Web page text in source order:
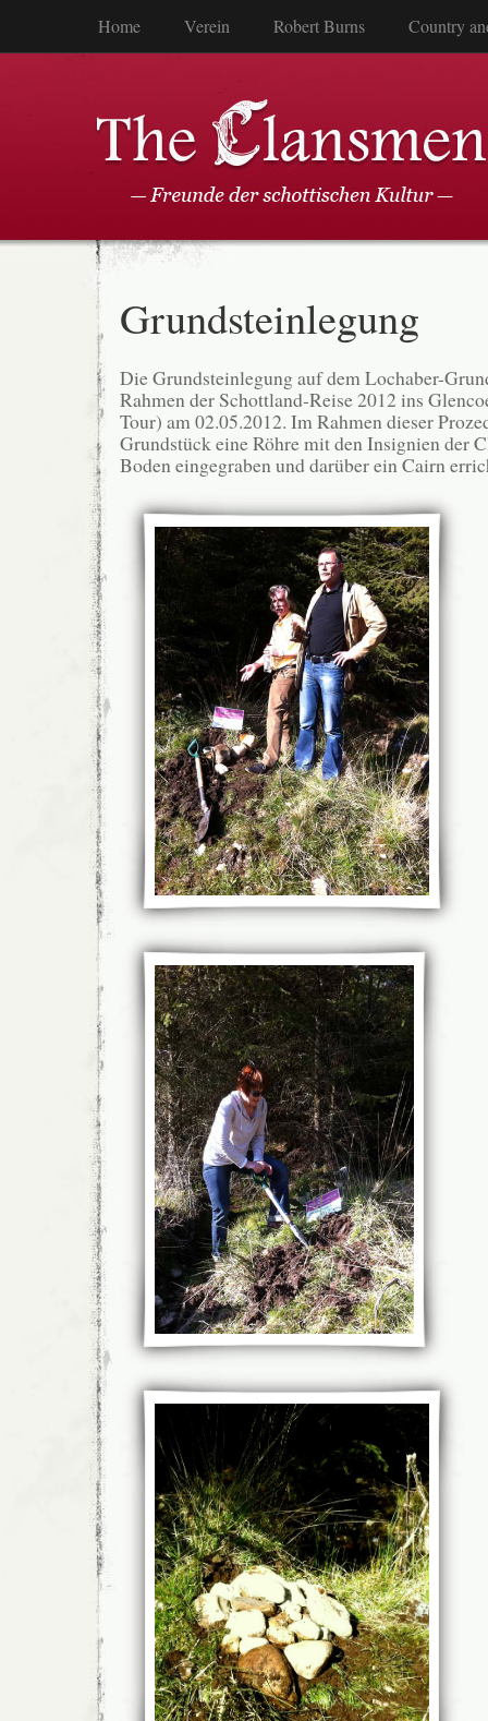
Home Verein Robert Burns Country
Grundsteinlegung
Die Grundsteinlegung auf dem Lochaber-
Rahmen der Schottland-Reise 2012 ins
Tour) am 02.05.2012. Im Rahmen dieser
Grundstück eine Röhre mit den Insignien der
Boden eingegraben und darüber ein Cairn